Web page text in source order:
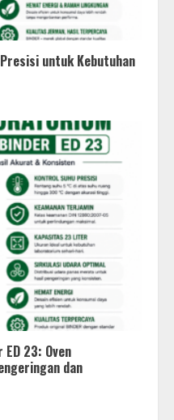
untuk Kebutuhan
23: Oven
dan